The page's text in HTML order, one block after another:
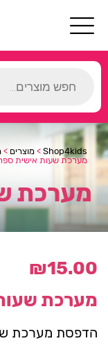
search
Shop4kids
> מוצרים >
מערכת שעות אישית
מערכת
₪15.00
מערכת
הדפסת מערכת